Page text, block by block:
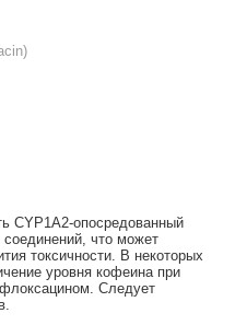
CYP1A2-опосредованный
что может
токсичности. В некоторых
уровня кофеина при
Следует